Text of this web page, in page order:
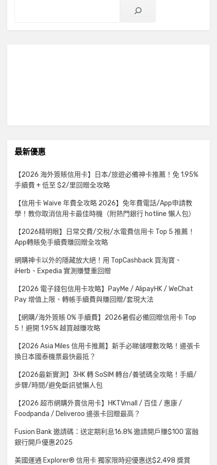
最新優惠
【2026 海外簽賬信用卡】日本/旅遊必備神卡推薦！免 1.95%
手續費 + 低至 $2/里回贈全攻略
【信用卡 Waive 年費全攻略 2026】免年費電話/App申請教
學！教你取消信用卡最佳時機（附熱門銀行 hotline 懶人包）
【2026精明眼】日常交費/交稅/水電費信用卡 Top 5 推薦！
App轉賬免手續費賺回贈全攻略
網購神卡以外的隱藏放大絕！用 TopCashback 買淘寶、
iHerb、Expedia 實測賺雙重回贈
【2026 電子錢包信用卡攻略】PayMe / AlipayHK / WeChat
Pay 增值上限、轉帳手續費與賺回贈/套現大法
【網購/海外簽賬 0% 手續費】2026暑假必備回贈信用卡 Top
5！避開 1.95% 越買越賺攻略
【2026 Asia Miles 信用卡推薦】新手必睇儲哩數攻略！邊張卡
換日本國泰機票最快最抵？
【2026最新實測】3HK 轉 SoSIM 轉台/養號碼全攻略！手續/
步驟/時間/避免斷訊號懶人包
【2026 超市網購外賣信用卡】HKTVmall / 百佳 / 惠康 /
Foodpanda / Deliveroo 邊張卡回贈最高？
Fusion Bank 邀請碼：送定期利息16.8% 邀請開戶賺$100 富融
銀行開戶優惠2025
美國運通 Explorer® 信用卡 獨家限時迎優惠送$2,498 獎賞